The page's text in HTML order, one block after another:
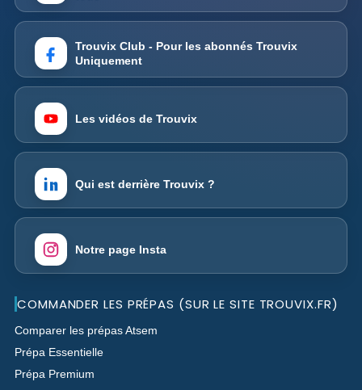
Trouvix Club - Pour les abonnés Trouvix
Uniquement
Les vidéos de Trouvix
Qui est derrière Trouvix ?
Notre page Insta
COMMANDER LES PRÉPAS (SUR LE SITE TROUVIX.FR)
Comparer les prépas Atsem
Prépa Essentielle
Prépa Premium